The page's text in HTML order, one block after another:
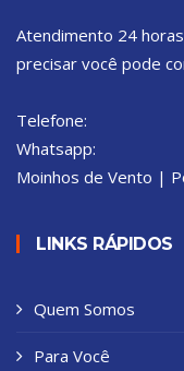
Atendimento 24
precisar você pode
Telefone:
Whatsapp:
Moinhos de Vento |
LINKS RÁPIDOS
Quem Somos
Para Você